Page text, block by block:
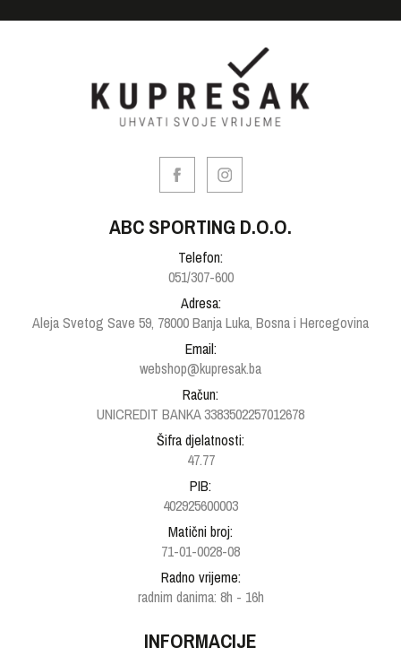
ABC SPORTING D.O.O.
Telefon:
051/307-600
Adresa:
Aleja Svetog Save 59, 78000 Banja Luka, Bosna i Hercegovina
Email:
webshop@kupresak.ba
Račun:
UNICREDIT BANKA 3383502257012678
Šifra djelatnosti:
47.77
PIB:
402925600003
Matični broj:
71-01-0028-08
Radno vrijeme:
radnim danima: 8h - 16h
INFORMACIJE